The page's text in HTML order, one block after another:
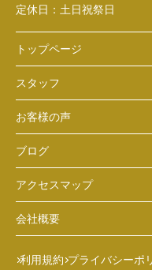
定休日： 土日祝祭日
トップページ
スタッフ
お客様の声
ブログ
アクセスマップ
会社概要
利用規約 プライバシーポ